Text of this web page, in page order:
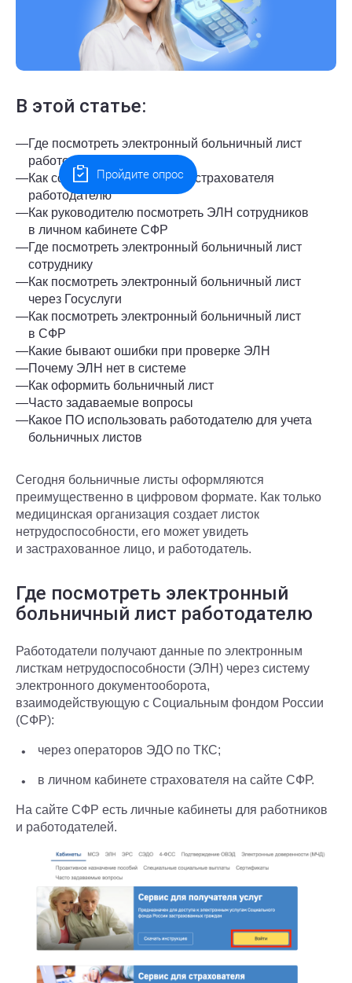
В этой статье:
—Где посмотреть электронный больничный лист
работодателю
—Как создать личный кабинет страхователя
работодателю
—Как руководителю посмотреть ЭЛН сотрудников
в личном кабинете СФР
—Где посмотреть электронный больничный лист
сотруднику
—Как посмотреть электронный больничный лист
через Госуслуги
—Как посмотреть электронный больничный лист
в СФР
—Какие бывают ошибки при проверке ЭЛН
—Почему ЭЛН нет в системе
—Как оформить больничный лист
—Часто задаваемые вопросы
—Какое ПО использовать работодателю для учета
больничных листов
Сегодня больничные листы оформляются
преимущественно в цифровом формате. Как только
медицинская организация создает листок
нетрудоспособности, его может увидеть
и застрахованное лицо, и работодатель.
Где посмотреть электронный
больничный лист работодателю
Работодатели получают данные по электронным
листкам нетрудоспособности (ЭЛН) через систему
электронного документооборота,
взаимодействующую с Социальным фондом России
(СФР):
через операторов ЭДО по ТКС;
в личном кабинете страхователя на сайте СФР.
На сайте СФР есть личные кабинеты для работников
и работодателей.
Пройдите опрос